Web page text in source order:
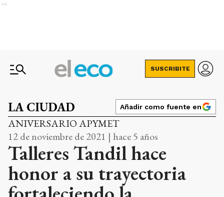
Ads
SUSCRIBITE
LA CIUDAD Añadir como fuente en
ANIVERSARIO APYMET
12 de noviembre de 2021 | hace 5 años
Talleres Tandil hace
honor a su trayectoria